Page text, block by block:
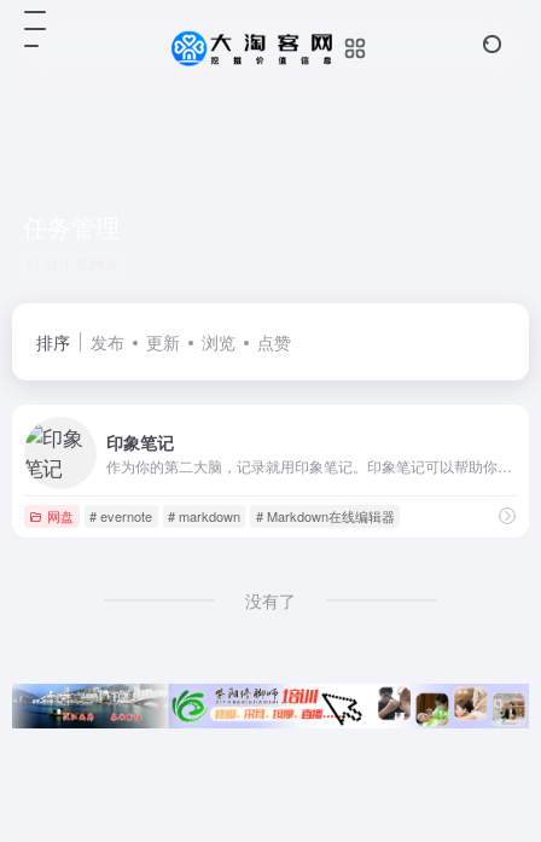
排序 发布 更新 浏览 点赞
印象笔记
网盘 # evernote # markdown # Markdown在线编辑器
没有了